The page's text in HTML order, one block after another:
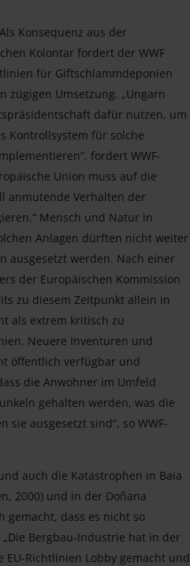
Als Konsequenz aus der
Kolontar fordert der WWF
für Giftschlammdeponien
zügigen Umsetzung. „Ungarn
dafür nutzen, um
Kontrollsystem für solche
fordert WWF-
Union muss auf die
anmutende Verhalten der
Mensch und Natur in
Anlagen dürften nicht weiter
ausgesetzt werden. Nach einer
der Europäischen Kommission
zu diesem Zeitpunkt allein in
als extrem kritisch zu
Neuere Inventuren und
öffentlich verfügbar und
die Anwohner im Umfeld
gehalten werden, was die
sie ausgesetzt sind“, so WWF-
auch die Katastrophen in Baia
2000) und in der Doñana
gemacht, dass es nicht so
Bergbau-Industrie hat in der
Richtlinien Lobby gemacht und